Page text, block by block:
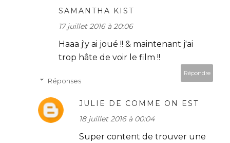
SAMANTHA KIST
17 juillet 2016 à 20:06
Haaa j'y ai joué !! & maintenant j'ai
trop hâte de voir le film !!
Répondre
Réponses
JULIE DE COMME ON EST
18 juillet 2016 à 00:04
Super content de trouver une